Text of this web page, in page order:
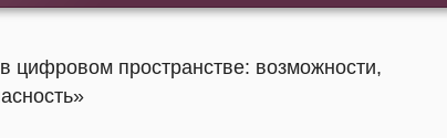
цифровом пространстве: возможности,